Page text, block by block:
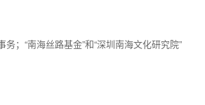
；“南海丝路基金”和“深圳南海文化研究院”